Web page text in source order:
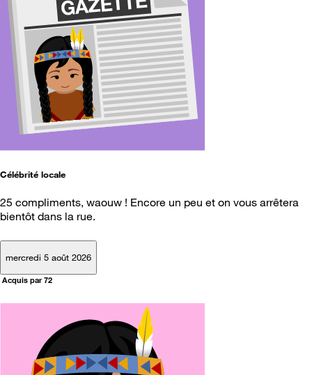
Célébrité locale
25 compliments, waouw ! Encore un peu et on vous arrêtera
bientôt dans la rue.
mercredi 5 août 2026
Acquis par 72